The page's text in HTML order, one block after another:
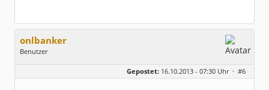
onlbanker
Benutzer
Dabei seit:
05 / 2013
Gepostet: 16.10.2013 - 07:30 Uhr · #6